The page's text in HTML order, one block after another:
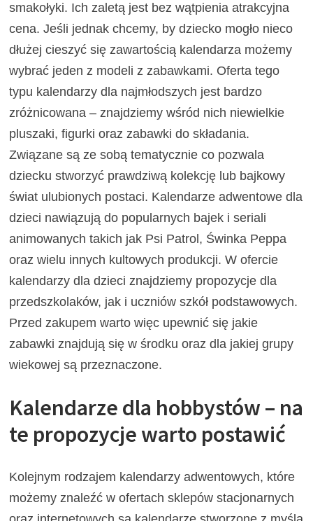
smakołyki. Ich zaletą jest bez wątpienia atrakcyjna
cena. Jeśli jednak chcemy, by dziecko mogło nieco
dłużej cieszyć się zawartością kalendarza możemy
wybrać jeden z modeli z zabawkami. Oferta tego
typu kalendarzy dla najmłodszych jest bardzo
zróżnicowana – znajdziemy wśród nich niewielkie
pluszaki, figurki oraz zabawki do składania.
Związane są ze sobą tematycznie co pozwala
dziecku stworzyć prawdziwą kolekcję lub bajkowy
świat ulubionych postaci. Kalendarze adwentowe dla
dzieci nawiązują do popularnych bajek i seriali
animowanych takich jak Psi Patrol, Świnka Peppa
oraz wielu innych kultowych produkcji. W ofercie
kalendarzy dla dzieci znajdziemy propozycje dla
przedszkolaków, jak i uczniów szkół podstawowych.
Przed zakupem warto więc upewnić się jakie
zabawki znajdują się w środku oraz dla jakiej grupy
wiekowej są przeznaczone.
Kalendarze dla hobbystów – na
te propozycje warto postawić
Kolejnym rodzajem kalendarzy adwentowych, które
możemy znaleźć w ofertach sklepów stacjonarnych